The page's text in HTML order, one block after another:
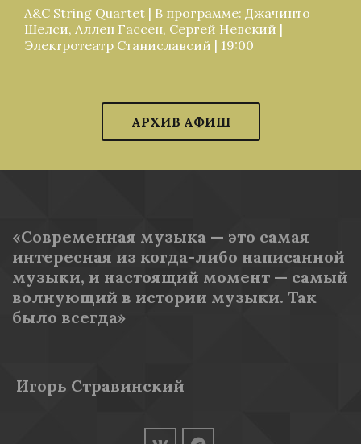
A&C String Quartet | В программе: Джачинто
Шелси, Аллен Гассен, Сергей Невский |
Электротеатр Станиславсий | 19:00
АРХИВ АФИШ
«Современная музыка — это самая
интересная из когда-либо написанной
музыки, и настоящий момент — самый
волнующий в истории музыки. Так
было всегда»
Игорь Стравинский